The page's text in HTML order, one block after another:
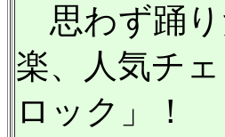
思わず踊り
楽、人気チ
ロック」！